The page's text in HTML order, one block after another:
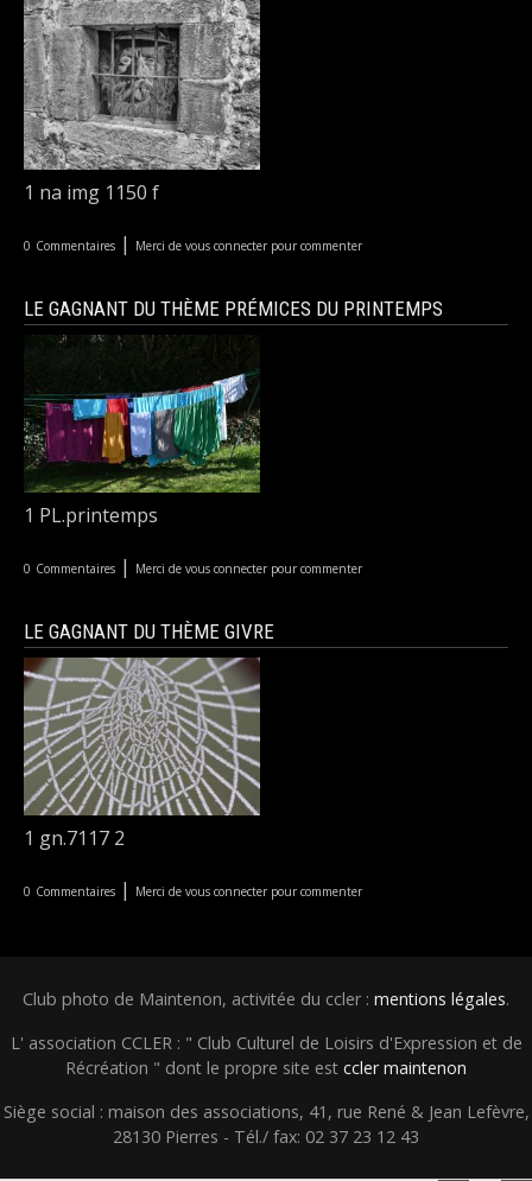
1 na img 1150 f
0 Commentaires | Merci de vous connecter pour commenter
LE GAGNANT DU THÈME PRÉMICES DU PRINTEMPS
1 PL.printemps
0 Commentaires | Merci de vous connecter pour commenter
LE GAGNANT DU THÈME GIVRE
1 gn.7117 2
0 Commentaires | Merci de vous connecter pour commenter
Club photo de Maintenon, activitée du ccler : mentions légales.
L' association CCLER : " Club Culturel de Loisirs d'Expression et de
Récréation " dont le propre site est ccler maintenon
Siège social : maison des associations, 41, rue René & Jean Lefèvre,
28130 Pierres - Tél./ fax: 02 37 23 12 43